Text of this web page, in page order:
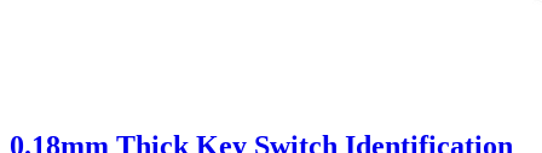
0.18mm Thick Key Switch Identification